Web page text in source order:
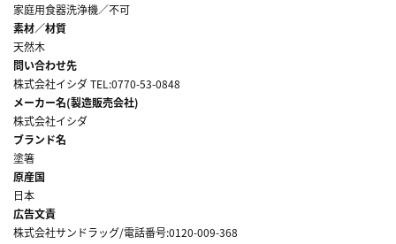
家庭用食器洗浄機／不可
素材／材質
天然木
問い合わせ先
株式会社イシダ TEL:0770-53-0848
メーカー名(製造販売会社)
株式会社イシダ
ブランド名
塗箸
原産国
日本
広告文責
株式会社サンドラッグ/電話番号:0120-009-368